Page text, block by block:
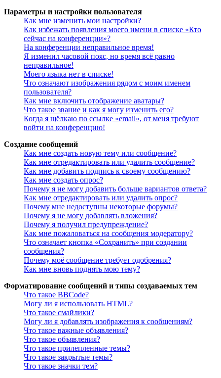
Параметры и настройки пользователя
Как мне изменить мои настройки?
Как избежать появления моего имени в списке «Кто
сейчас на конференции»?
На конференции неправильное время!
Я изменил часовой пояс, но время всё равно
неправильное!
Моего языка нет в списке!
Что означают изображения рядом с моим именем
пользователя?
Как мне включить отображение аватары?
Что такое звание и как я могу изменить его?
Когда я щёлкаю по ссылке «email», от меня требуют
войти на конференцию!
Создание сообщений
Как мне создать новую тему или сообщение?
Как мне отредактировать или удалить сообщение?
Как мне добавить подпись к своему сообщению?
Как мне создать опрос?
Почему я не могу добавить больше вариантов ответа?
Как мне отредактировать или удалить опрос?
Почему мне недоступны некоторые форумы?
Почему я не могу добавлять вложения?
Почему я получил предупреждение?
Как мне пожаловаться на сообщения модератору?
Что означает кнопка «Сохранить» при создании
сообщения?
Почему моё сообщение требует одобрения?
Как мне вновь поднять мою тему?
Форматирование сообщений и типы создаваемых тем
Что такое BBCode?
Могу ли я использовать HTML?
Что такое смайлики?
Могу ли я добавлять изображения к сообщениям?
Что такое важные объявления?
Что такое объявления?
Что такое прилепленные темы?
Что такое закрытые темы?
Что такое значки тем?